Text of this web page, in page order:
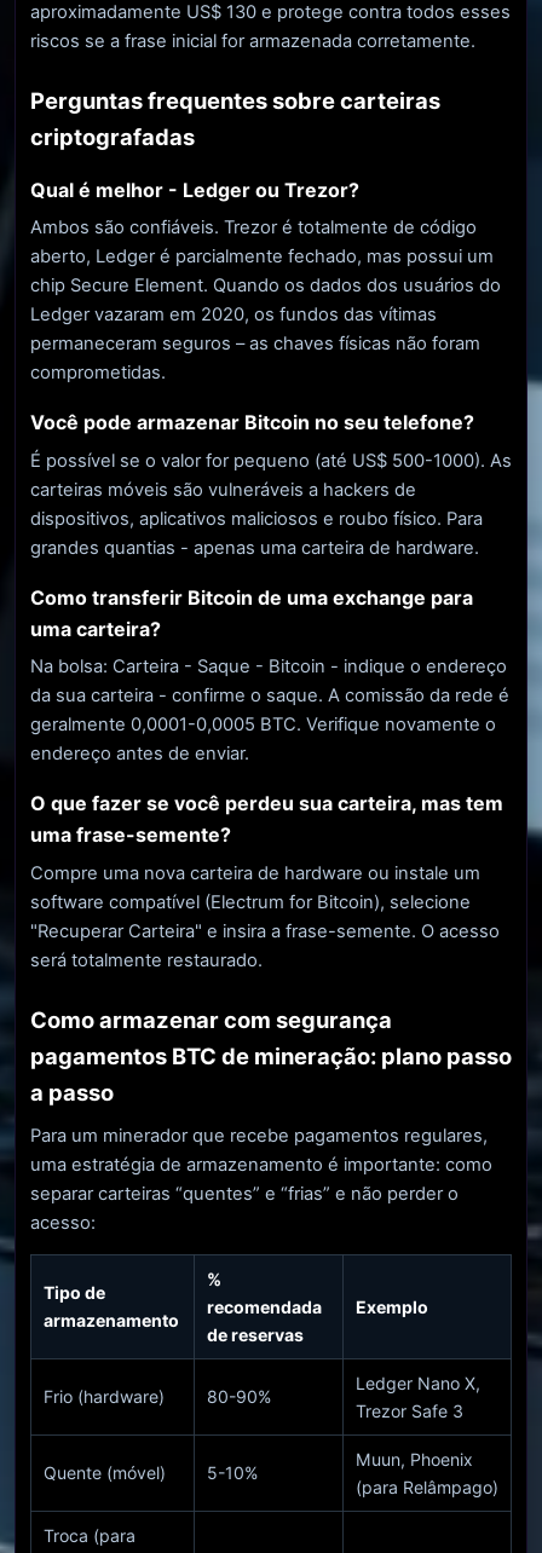
aproximadamente US$ 130 e protege contra todos esses
riscos se a frase inicial for armazenada corretamente.
Perguntas frequentes sobre carteiras
criptografadas
Qual é melhor - Ledger ou Trezor?
Ambos são confiáveis. Trezor é totalmente de código
aberto, Ledger é parcialmente fechado, mas possui um
chip Secure Element. Quando os dados dos usuários do
Ledger vazaram em 2020, os fundos das vítimas
permaneceram seguros – as chaves físicas não foram
comprometidas.
Você pode armazenar Bitcoin no seu telefone?
É possível se o valor for pequeno (até US$ 500-1000). As
carteiras móveis são vulneráveis ​​a hackers de
dispositivos, aplicativos maliciosos e roubo físico. Para
grandes quantias - apenas uma carteira de hardware.
Como transferir Bitcoin de uma exchange para
uma carteira?
Na bolsa: Carteira - Saque - Bitcoin - indique o endereço
da sua carteira - confirme o saque. A comissão da rede é
geralmente 0,0001-0,0005 BTC. Verifique novamente o
endereço antes de enviar.
O que fazer se você perdeu sua carteira, mas tem
uma frase-semente?
Compre uma nova carteira de hardware ou instale um
software compatível (Electrum for Bitcoin), selecione
"Recuperar Carteira" e insira a frase-semente. O acesso
será totalmente restaurado.
Como armazenar com segurança
pagamentos BTC de mineração: plano passo
a passo
Para um minerador que recebe pagamentos regulares,
uma estratégia de armazenamento é importante: como
separar carteiras “quentes” e “frias” e não perder o
acesso:
Tipo de
armazenamento
%
recomendada
de reservas
Exemplo
Frio (hardware) 80-90%
Ledger Nano X,
Trezor Safe 3
Quente (móvel) 5-10%
Muun, Phoenix
(para Relâmpago)
Troca (para